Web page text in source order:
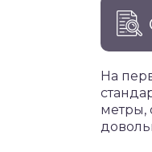
На
метры,